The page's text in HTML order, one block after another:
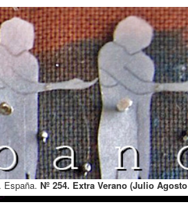
España. Nº 254. Extra Verano (Julio Agosto